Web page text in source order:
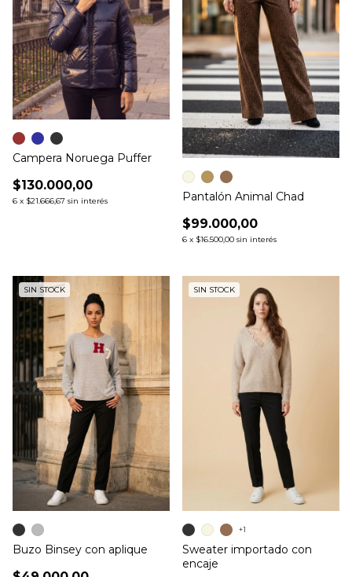
Campera Noruega Puffer
$130.000,00
6 x $21.666,67 sin interés Pantalón Animal Chad
$99.000,00
6 x $16.500,00 sin interés
SIN STOCK
Buzo Binsey con aplique
SIN STOCK
Sweater importado con
encaje
+1